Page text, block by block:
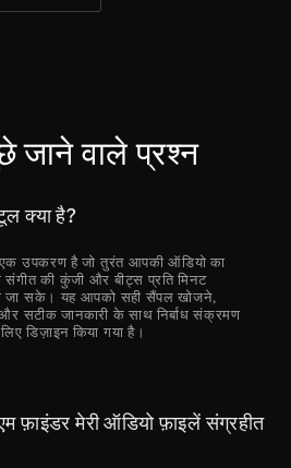
जाने वाले प्रश्न
क्या है?
उपकरण है जो तुरंत आपकी ऑडियो का
संगीत की कुंजी और बीट्स प्रति मिनट
जा सके। यह आपको सही सैंपल खोजने,
सटीक जानकारी के साथ निर्बाध संक्रमण
डिज़ाइन किया गया है।
फ़ाइंडर मेरी ऑडियो फ़ाइलें संग्रहीत